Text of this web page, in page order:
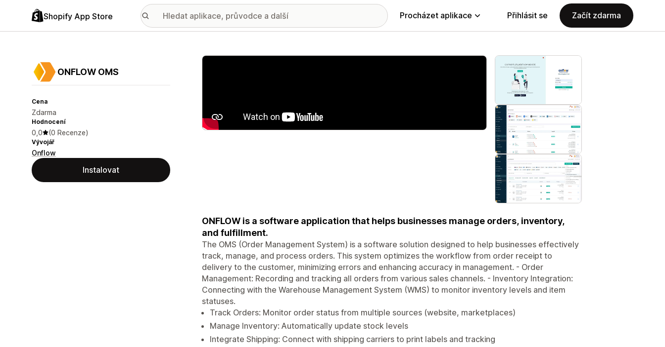
Shopify App Store Procházet aplikace Přihlásit se Začít zdarma
ONFLOW OMS
Cena
Zdarma
Hodnocení
0,0 (0 Recenze)
Vývojář
Onflow
Instalovat
Galerie propagovaných obrázků
ONFLOW is a software application that helps businesses manage orders, inventory,
and fulfillment.
The OMS (Order Management System) is a software solution designed to help businesses effectively
track, manage, and process orders. This system optimizes the workflow from order receipt to
delivery to the customer, minimizing errors and enhancing accuracy in management. - Order
Management: Recording and tracking all orders from various sales channels. - Inventory Integration:
Connecting with the Warehouse Management System (WMS) to monitor inventory levels and item
statuses.
Track Orders: Monitor order status from multiple sources (website, marketplaces)
Manage Inventory: Automatically update stock levels
Integrate Shipping: Connect with shipping carriers to print labels and tracking